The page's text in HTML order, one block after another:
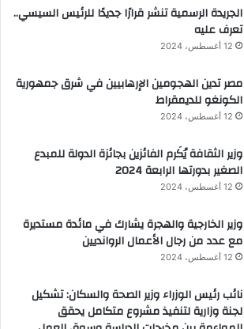
الجريدة الرسمية تنشر قرارًا جديدًا للرئيس السيسي..
تعرف عليه
12 أغسطس، 2024
مصر تدين الهجومين الإرهابيين في شرق جمهورية
الكونغو للديمقراط
12 أغسطس، 2024
وزير الثقافة يُكَرم الفائزين بجائزة الدولة للمبدع
الصغير بدورتها الرابعة 2024
12 أغسطس، 2024
وزير الخارجية والهجرة يشارك في مائدة مستديرة
مع عدد من رجال الأعمال الروانديين
12 أغسطس، 2024
نائب رئيس الوزراء وزير الصحة والسكان: تشكيل
لجنة وزارية لتنفيذ مشروع متكامل يحقق